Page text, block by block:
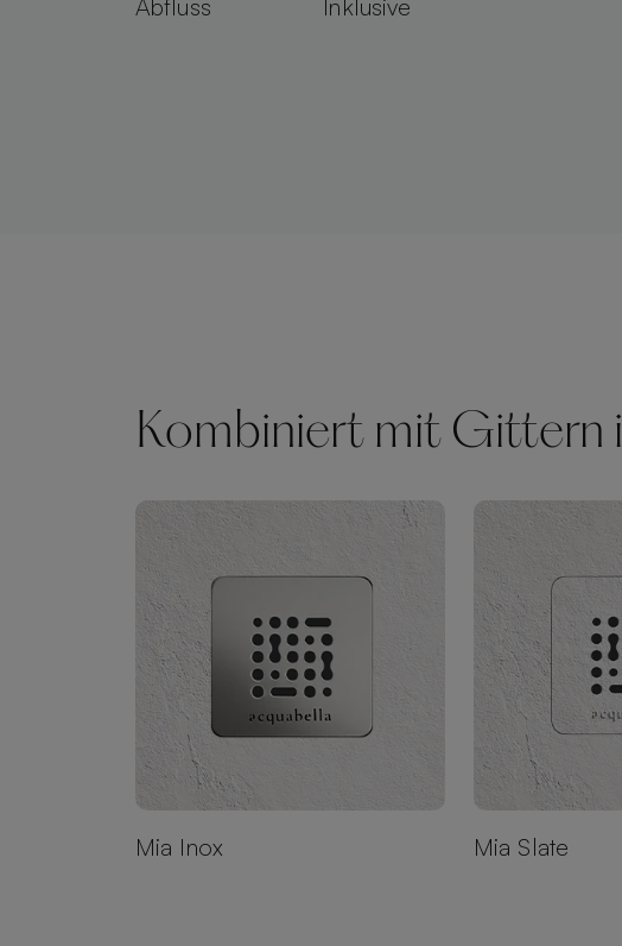
Abfluss Inklusive
Kombiniert mit Gittern
Mia Inox Mia Slate